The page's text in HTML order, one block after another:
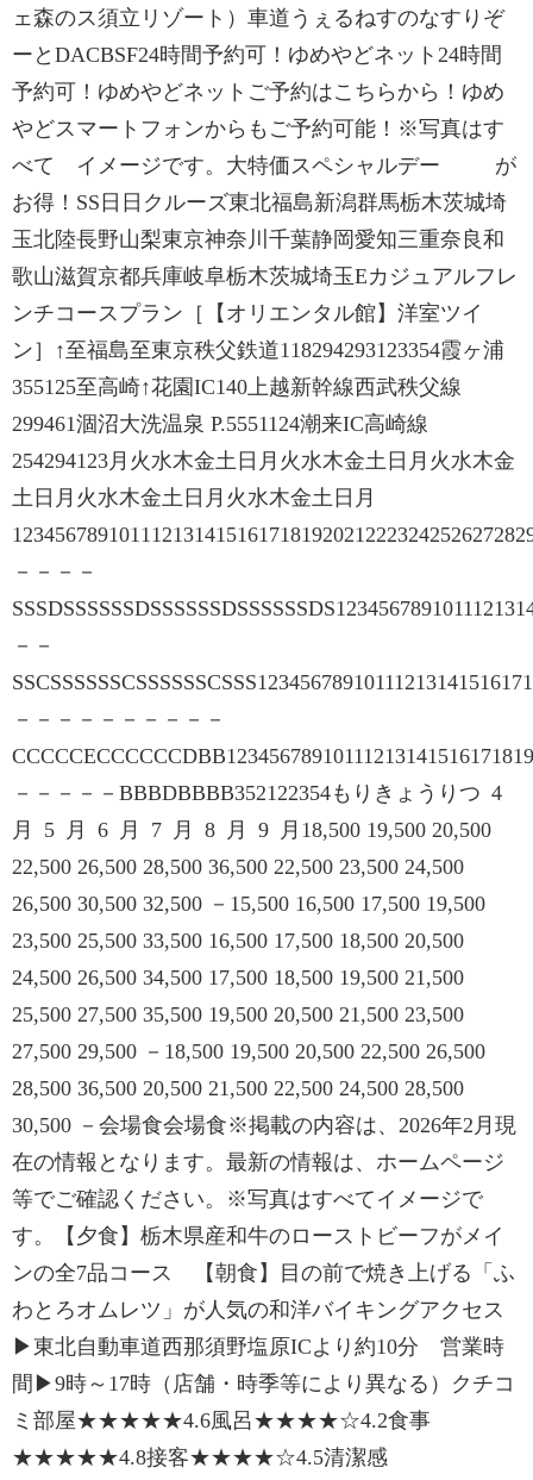
ェ森のス須立リゾート）車道うぇるねすのなすりぞ
ーとDACBSF24時間予約可！ゆめやどネット24時間
予約可！ゆめやどネットご予約はこちらから！ゆめ
やどスマートフォンからもご予約可能！※写真はす
べて イメージです。大特価スペシャルデー が
お得！SS日日クルーズ東北福島新潟群馬栃木茨城埼
玉北陸長野山梨東京神奈川千葉静岡愛知三重奈良和
歌山滋賀京都兵庫岐阜栃木茨城埼玉Eカジュアルフレ
ンチコースプラン［【オリエンタル館】洋室ツイ
ン］↑至福島至東京秩父鉄道118294293123354霞ヶ浦
355125至高崎↑花園IC140上越新幹線西武秩父線
299461涸沼大洗温泉 P.5551124潮来IC高崎線
254294123月火水木金土日月火水木金土日月火水木金
土日月火水木金土日月火水木金土日月
－－－－
－－
－－－－－－－－－－
－－－－－BBBDBBBB352122354もりきょうりつ 4
月 5 月 6 月 7 月 8 月 9 月18,500 19,500 20,500
22,500 26,500 28,500 36,500 22,500 23,500 24,500
26,500 30,500 32,500 －15,500 16,500 17,500 19,500
23,500 25,500 33,500 16,500 17,500 18,500 20,500
24,500 26,500 34,500 17,500 18,500 19,500 21,500
25,500 27,500 35,500 19,500 20,500 21,500 23,500
27,500 29,500 －18,500 19,500 20,500 22,500 26,500
28,500 36,500 20,500 21,500 22,500 24,500 28,500
30,500 －会場食会場食※掲載の内容は、2026年2月現
在の情報となります。最新の情報は、ホームページ
等でご確認ください。※写真はすべてイメージで
す。【夕食】栃木県産和牛のローストビーフがメイ
ンの全7品コース 【朝食】目の前で焼き上げる「ふ
わとろオムレツ」が人気の和洋バイキングアクセス
▶東北自動車道西那須野塩原ICより約10分 営業時
間▶9時～17時（店舗・時季等により異なる）クチコ
ミ部屋★★★★★4.6風呂★★★★☆4.2食事
★★★★★4.8接客★★★★☆4.5清潔感